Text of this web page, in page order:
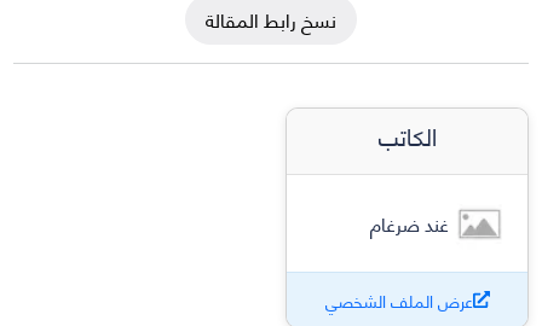
نسخ رابط المقالة
الكاتب
غند ضرغام
عرض الملف الشخصي